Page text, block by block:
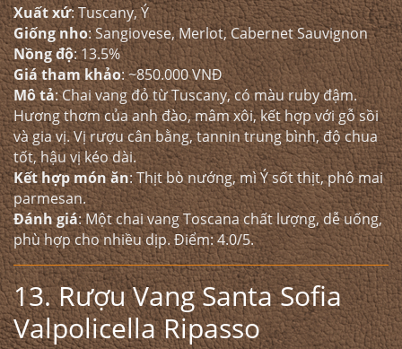
Xuất xứ: Tuscany, Ý
Giống nho: Sangiovese, Merlot, Cabernet Sauvignon
Nồng độ: 13.5%
Giá tham khảo: ~850.000 VNĐ
Mô tả: Chai vang đỏ từ Tuscany, có màu ruby đậm.
Hương thơm của anh đào, mâm xôi, kết hợp với gỗ sồi
và gia vị. Vị rượu cân bằng, tannin trung bình, độ chua
tốt, hậu vị kéo dài.
Kết hợp món ăn: Thịt bò nướng, mì Ý sốt thịt, phô mai
parmesan.
Đánh giá: Một chai vang Toscana chất lượng, dễ uống,
phù hợp cho nhiều dịp. Điểm: 4.0/5.
13. Rượu Vang Santa Sofia
Valpolicella Ripasso